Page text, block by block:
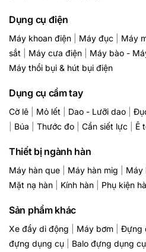
Dụng cụ điện
Máy khoan điện Máy đục Máy
sắt
Máy cưa điện Máy bào -
Máy thổi bụi & hút bụi điện
Dụng cụ cầm tay
Cờ lê Mỏ lết Dao - Lưỡi dao
Búa Thước đo Cần siết lực Ê
Thiết bị ngành hàn
Máy hàn que Máy hàn mig Máy
Mặt nạ hàn
Kính hàn Phụ kiện
Sản phẩm khác
Xe đẩy di động Máy bơm Đựng
đựng dụng cụ
Balo đựng dụng cụ